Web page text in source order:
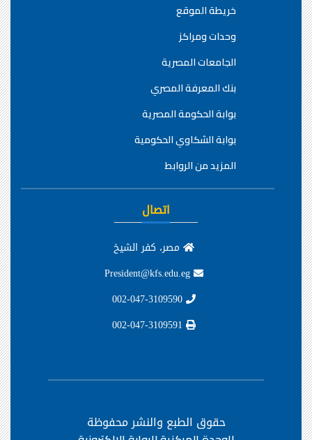
خريطة الموقع
وحدات ومراكز
الجامعات المصرية
بنك المعرفة المصري
بوابة الحكومة المصرية
بوابة الشكاوي الحكومية
المزيد من الروابط
اتصال
مصر، كفر الشيخ
حقوق الطبع والنشر محفوظة